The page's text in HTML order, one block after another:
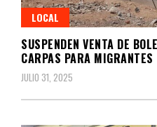
LOCAL
SUSPENDEN VENTA DE
CARPAS PARA MIGRANTES
JULIO 31, 2025